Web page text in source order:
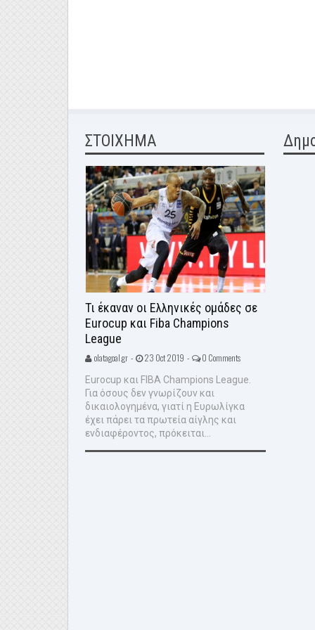
ΣΤΟΙΧΗΜΑ
Τι έκαναν οι Ελληνικές ομάδες σε
Eurocup και Fiba Champions
League
olatagoal.gr - 23 Oct 2019 - 0 Comments
Eurocup και FIBA Champions League.
Για όσους δεν γνωρίζουν και
δικαιολογημένα, γιατί η Ευρωλίγκα
έχει πάρει τα πρωτεία αίγλης και
ενδιαφέροντος, πρόκειται...